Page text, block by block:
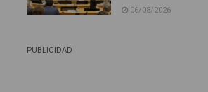
06/08/2026
PUBLICIDAD